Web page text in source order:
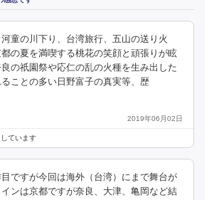
童の川下り、台湾旅行、五山の送り火
の夏を満喫する桃花の笑顔と頑張りが眩
の祇園祭や応仁の乱の火種を生み出した
ことの多い日野富子の真実等、歴
2019年06月02日
ています
ですが今回は海外（台湾）にまで舞台が
ンは京都ですが奈良、大津、亀岡など結